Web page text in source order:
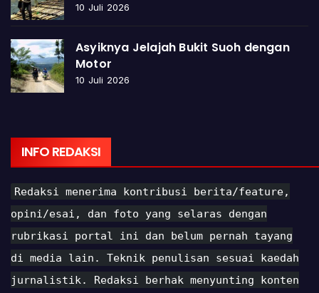
10 Juli 2026
Asyiknya Jelajah Bukit Suoh dengan
Motor
10 Juli 2026
INFO REDAKSI
Redaksi menerima kontribusi berita/feature,
opini/esai, dan foto yang selaras dengan
rubrikasi portal ini dan belum pernah tayang
di media lain. Teknik penulisan sesuai kaedah
jurnalistik. Redaksi berhak menyunting konten